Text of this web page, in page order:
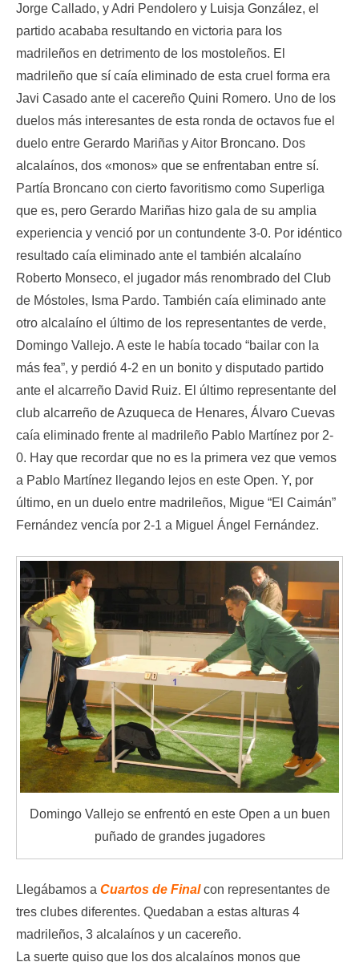
Jorge Callado, y Adri Pendolero y Luisja González, el
partido acababa resultando en victoria para los
madrileños en detrimento de los mostoleños. El
madrileño que sí caía eliminado de esta cruel forma era
Javi Casado ante el cacereño Quini Romero. Uno de los
duelos más interesantes de esta ronda de octavos fue el
duelo entre Gerardo Mariñas y Aitor Broncano. Dos
alcalaínos, dos «monos» que se enfrentaban entre sí.
Partía Broncano con cierto favoritismo como Superliga
que es, pero Gerardo Mariñas hizo gala de su amplia
experiencia y venció por un contundente 3-0. Por idéntico
resultado caía eliminado ante el también alcalaíno
Roberto Monseco, el jugador más renombrado del Club
de Móstoles, Isma Pardo. También caía eliminado ante
otro alcalaíno el último de los representantes de verde,
Domingo Vallejo. A este le había tocado “bailar con la
más fea”, y perdió 4-2 en un bonito y disputado partido
ante el alcarreño David Ruiz. El último representante del
club alcarreño de Azuqueca de Henares, Álvaro Cuevas
caía eliminado frente al madrileño Pablo Martínez por 2-
0. Hay que recordar que no es la primera vez que vemos
a Pablo Martínez llegando lejos en este Open. Y, por
último, en un duelo entre madrileños, Migue “El Caimán”
Fernández vencía por 2-1 a Miguel Ángel Fernández.
Domingo Vallejo se enfrentó en este Open a un buen
puñado de grandes jugadores
Llegábamos a Cuartos de Finalcon representantes de
tres clubes diferentes. Quedaban a estas alturas 4
madrileños, 3 alcalaínos y un cacereño.
La suerte quiso que los dos alcalaínos monos que